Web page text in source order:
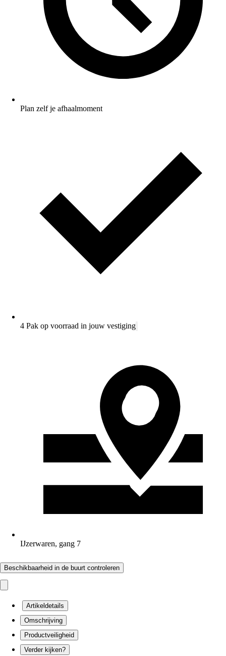
Plan zelf je afhaalmoment
4 Pak op voorraad in jouw vestiging
IJzerwaren, gang 7
Beschikbaarheid in de buurt controleren
Artikeldetails
Omschrijving
Productveiligheid
Verder kijken?